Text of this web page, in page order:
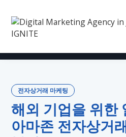
전자상거래 마케팅
해외 기업을 위한
아마존 전자상거